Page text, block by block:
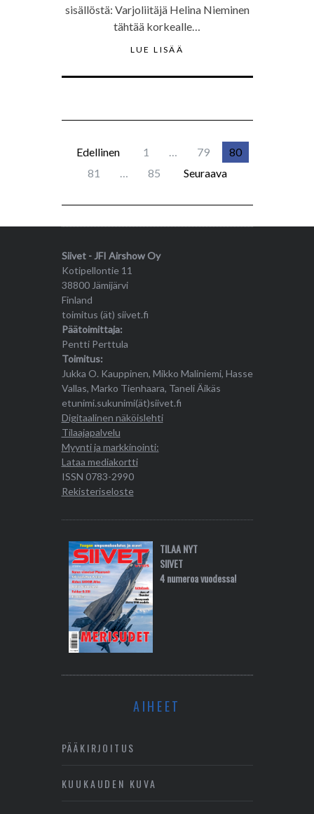
sisällöstä: Varjoliitäjä Helina Nieminen
tähtää korkealle…
LUE LISÄÄ
Edellinen 1 79
80
81
85 Seuraava
Siivet - JFI Airshow Oy
Kotipellontie 11
38800 Jämijärvi
Finland
toimitus (ät) siivet.fi
Päätoimittaja:
Pentti Perttula
Toimitus:
Jukka O. Kauppinen, Mikko Maliniemi, Hasse
Vallas, Marko Tienhaara, Taneli Äikäs
etunimi.sukunimi(ät)siivet.fi
Digitaalinen näköislehti
Tilaajapalvelu
Myynti ja markkinointi:
Lataa mediakortti
ISSN 0783-2990
Rekisteriseloste
TILAA NYT
SIIVET
4 numeroa vuodessa!
AIHEET
PÄÄKIRJOITUS
KUUKAUDEN KUVA